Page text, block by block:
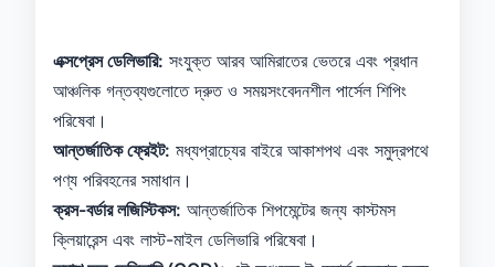
এক্সপ্রেস ডেলিভারি: সংযুক্ত আরব আমিরাতের ভেতরে এবং প্রধান
আঞ্চলিক গন্তব্যগুলোতে দ্রুত ও সময়সংবেদনশীল পার্সেল শিপিং
পরিষেবা।
আন্তর্জাতিক ফ্রেইট: মধ্যপ্রাচ্যের বাইরে আকাশপথ এবং সমুদ্রপথে
পণ্য পরিবহনের সমাধান।
ক্রস-বর্ডার লজিস্টিকস: আন্তর্জাতিক শিপমেন্টের জন্য কাস্টমস
ক্লিয়ারেন্স এবং লাস্ট-মাইল ডেলিভারি পরিষেবা।